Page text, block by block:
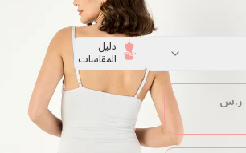
دليل
المقاسات
ر.س